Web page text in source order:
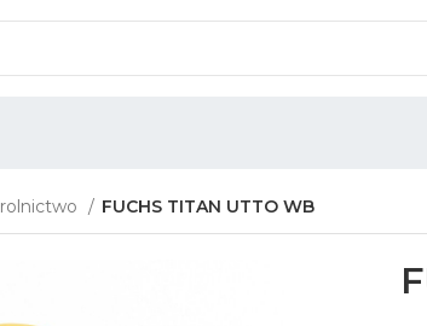
rolnictwo FUCHS TITAN UTTO WB